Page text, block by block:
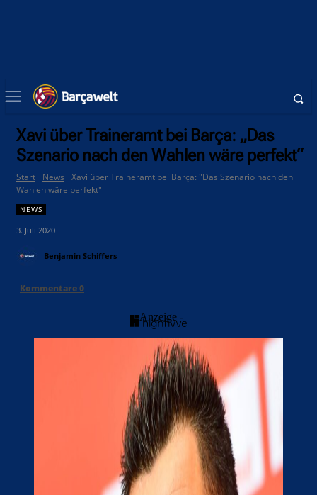
Xavi über Traineramt bei Barça: „Das
Szenario nach den Wahlen wäre perfekt“
Start News
Xavi über Traineramt bei Barça: "Das Szenario nach den
Wahlen wäre perfekt"
NEWS
3. Juli 2020
Benjamin Schiffers
Kommentare0
- Anzeige -